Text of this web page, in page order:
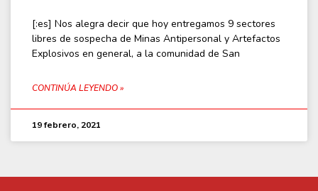
[:es] Nos alegra decir que hoy entregamos 9 sectores
libres de sospecha de Minas Antipersonal y Artefactos
Explosivos en general, a la comunidad de San
CONTINÚA LEYENDO »
19 febrero, 2021